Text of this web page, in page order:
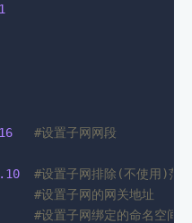
#设置子网网段
#设置子网排除(不使用)范
#设置子网的网关地址
#设置子网绑定的命名空间